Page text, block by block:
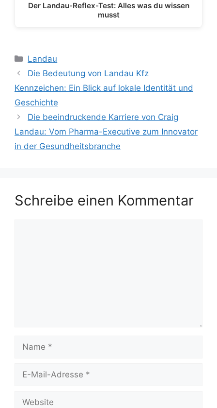
Der Landau-Reflex-Test: Alles was du wissen
musst
Kategorien
Landau
Die Bedeutung von Landau Kfz
Kennzeichen: Ein Blick auf lokale Identität und
Geschichte
Die beeindruckende Karriere von Craig
Landau: Vom Pharma-Executive zum Innovator
in der Gesundheitsbranche
Schreibe einen Kommentar
Name
Website